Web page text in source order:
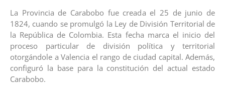
La Provincia de Carabobo fue creada el 25 de junio de
1824, cuando se promulgó la Ley de División Territorial de
la República de Colombia. Esta fecha marca el inicio del
proceso particular de división política y territorial
otorgándole a Valencia el rango de ciudad capital. Además,
configuró la base para la constitución del actual estado
Carabobo.